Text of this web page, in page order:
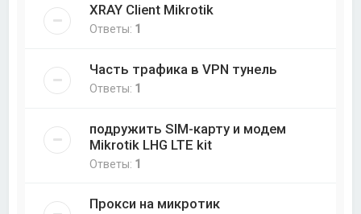
XRAY Client Mikrotik
Ответы: 1
Часть трафика в VPN тунель
Ответы: 1
подружить SIM-карту и модем
Mikrotik LHG LTE kit
Ответы: 1
Прокси на микротик